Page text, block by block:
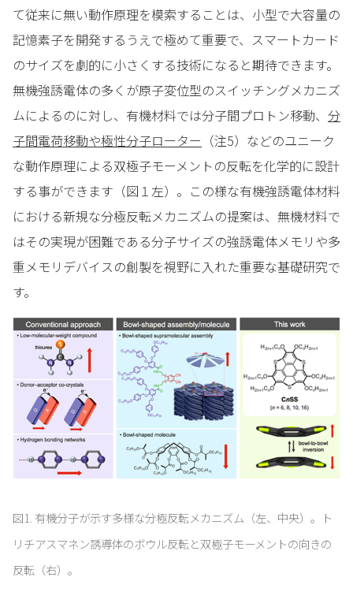
て従来に無い動作原理を模索することは、小型で大容量の
記憶素子を開発するうえで極めて重要で、スマートカード
のサイズを劇的に小さくする技術になると期待できます。
無機強誘電体の多くが原子変位型のスイッチングメカニズ
ムによるのに対し、有機材料では分子間プロトン移動、 分
子間電荷移動や極性分子ローター （注5）などのユニーク
な動作原理による双極子モーメントの反転を化学的に設計
する事ができます（図１左）。この様な有機強誘電体材料
における新規な分極反転メカニズムの提案は、無機材料で
はその実現が困難である分子サイズの強誘電体メモリや多
重メモリデバイスの創製を視野に入れた重要な基礎研究で
す。
図1. 有機分子が示す多様な分極反転メカニズム（左、中央）。ト
リチアスマネン誘導体のボウル反転と双極子モーメントの向きの
反転（右）。